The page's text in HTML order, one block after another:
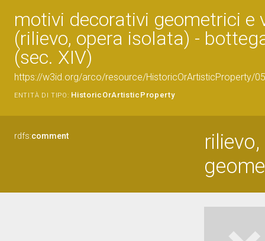
motivi decorativi geometrici e
(rilievo, opera isolata) -
(sec. XIV)
https://w3id.org/arco/resource/HistoricOrArtisticProperty/
ENTITÀ DI TIPO: HistoricOrArtisticProperty
rdfs:comment